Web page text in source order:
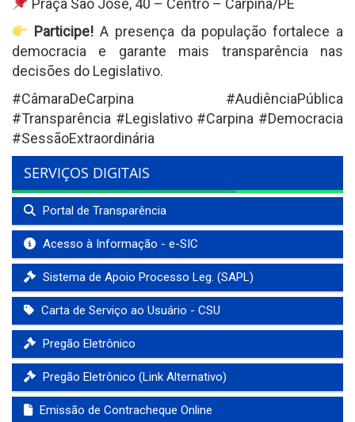
Praça São José, 40 – Centro – Carpina/PE
Participe! A presença da população fortalece a
democracia e garante mais transparência nas
decisões do Legislativo.
#CâmaraDeCarpina #AudiênciaPública
#Transparência #Legislativo #Carpina #Democracia
#SessãoExtraordinária
SERVIÇOS DIGITAIS
Portal de Transparência
Acesso à Informação - e-SIC
Sistema de Apoio Processo Leg. (SAPL)
Carta de Serviço ao Usuário - CSU
Pregão Eletrônico
Pregão Eletrônico (Link Alternativo)
Emissão de Contracheque Online